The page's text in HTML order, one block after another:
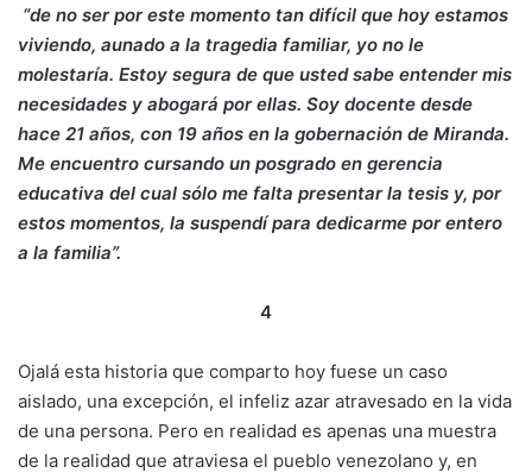
“de no ser por este momento tan difícil que hoy estamos
viviendo, aunado a la tragedia familiar, yo no le
molestaría. Estoy segura de que usted sabe entender mis
necesidades y abogará por ellas. Soy docente desde
hace 21 años, con 19 años en la gobernación de Miranda.
Me encuentro cursando un posgrado en gerencia
educativa del cual sólo me falta presentar la tesis y, por
estos momentos, la suspendí para dedicarme por entero
a la familia”.
4
Ojalá esta historia que comparto hoy fuese un caso
aislado, una excepción, el infeliz azar atravesado en la vida
de una persona. Pero en realidad es apenas una muestra
de la realidad que atraviesa el pueblo venezolano y, en